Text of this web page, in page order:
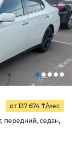
от 137 674 ₸/мес
передний, седан,